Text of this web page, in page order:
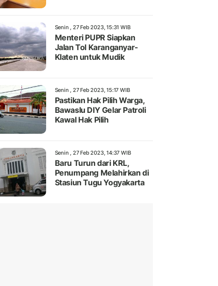
Senin , 27 Feb 2023, 15:31 WIB
Menteri PUPR Siapkan
Jalan Tol Karanganyar-
Klaten untuk Mudik
Senin , 27 Feb 2023, 15:17 WIB
Pastikan Hak Pilih Warga,
Bawaslu DIY Gelar Patroli
Kawal Hak Pilih
Senin , 27 Feb 2023, 14:37 WIB
Baru Turun dari KRL,
Penumpang Melahirkan di
Stasiun Tugu Yogyakarta